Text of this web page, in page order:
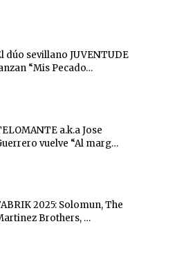
dúo sevillano JUVENTUDE
“Mis Pecado…
a.k.a Jose
vuelve “Al marg…
2025: Solomun, The
Brothers, …